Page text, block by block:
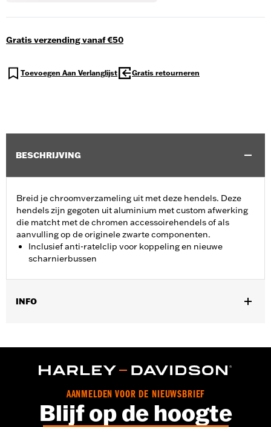
Gratis verzending vanaf €50
Toevoegen Aan Verlanglijst Gratis retourneren
BESCHRIJVING
Breid je chroomverzameling uit met deze hendels. Deze
hendels zijn gegoten uit aluminium met custom afwerking
die matcht met de chromen accessoirehendels of als
aanvulling op de originele zwarte componenten.
Inclusief anti-ratelclip voor koppeling en nieuwe
scharnierbussen
INFO
Installatie-instructies
Rem- en koppelingshendels
AANMELDEN VOOR DE NIEUWSBRIEF
Blijf op de hoogte